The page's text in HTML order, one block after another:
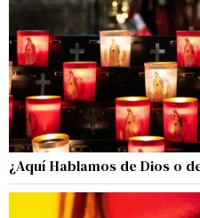
¿Aquí Hablamos de Dios o